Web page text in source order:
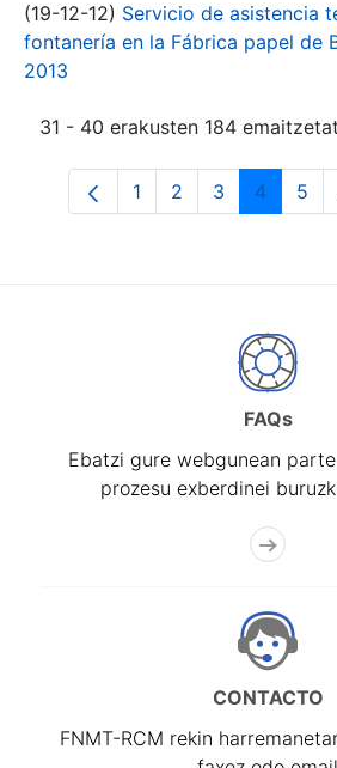
(19-12-12) Servicio de asistencia
fontanería en la Fábrica papel de
2013
31 - 40 erakusten 184
Orrialdea
1 Orrialdea
2 Orrialdea
3 4 5
FAQs
Ebatzi gure webgunean
prozesu exberdinei
CONTACTO
FNMT-RCM rekin